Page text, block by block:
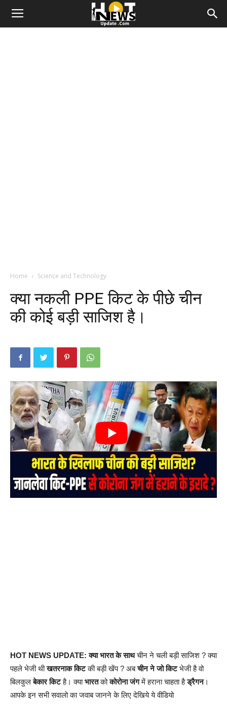
Home Science and Technology
क्या नकली PPE किट के पीछे चीन
की कोई बड़ी साजिश है।
HOT NEWS UPDATE: क्या भारत के साथचीन ने चली बड़ी साजिश ? क्या
पहले भेजी थीखतरनाक किटकी बड़ी खेंप ? अबचीन ने जो किटभेजी है वो
बिलकुलबेकार किटहै। क्याभारतकोकोरोना जंगमें हराना चाहता हैड्रैगन।
आपके इन सभी सवालो का जवाब जानने के लिए देखिये ये वीडियो